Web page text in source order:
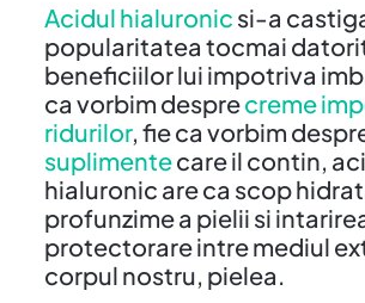
Acidul hialuronic si-a
popularitatea tocmai
beneficiilor lui impotriva
ca vorbim desprecreme
ridurilor, fie ca vorbim
suplimentecare il contin,
hialuronic are ca scop
profunzime a pielii si
protectorare intre mediul
corpul nostru, pielea.